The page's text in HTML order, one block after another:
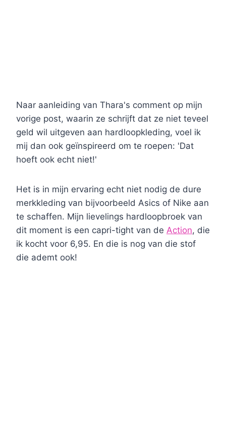
Naar aanleiding van Thara's comment op mijn
vorige post, waarin ze schrijft dat ze niet teveel
geld wil uitgeven aan hardloopkleding, voel ik
mij dan ook geïnspireerd om te roepen: 'Dat
hoeft ook echt niet!'
Het is in mijn ervaring echt niet nodig de dure
merkkleding van bijvoorbeeld Asics of Nike aan
te schaffen. Mijn lievelings hardloopbroek van
dit moment is een capri-tight van de Action, die
ik kocht voor 6,95. En die is nog van die stof
die ademt ook!